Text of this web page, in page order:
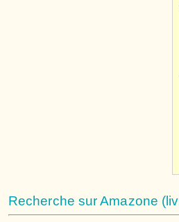
Recherche sur Amazone